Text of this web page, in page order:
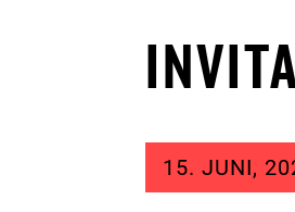
15. JUNI,